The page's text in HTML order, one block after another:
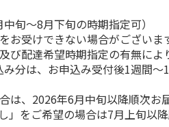
旬～8月下旬の時期指定可）
受けできない場合がございま
び配達希望時期指定の有無によ
分は、お申込み受付後1週間～
は、2026年6月中旬以降順次お
」をご希望の場合は7月上旬以